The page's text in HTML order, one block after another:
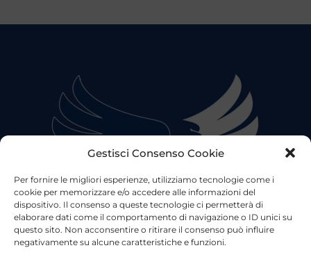
Gestisci Consenso Cookie
Per fornire le migliori esperienze, utilizziamo tecnologie come i
cookie per memorizzare e/o accedere alle informazioni del
dispositivo. Il consenso a queste tecnologie ci permetterà di
elaborare dati come il comportamento di navigazione o ID unici su
questo sito. Non acconsentire o ritirare il consenso può influire
negativamente su alcune caratteristiche e funzioni.
©2023 Tutti i diritti riservatiLazio Live TV